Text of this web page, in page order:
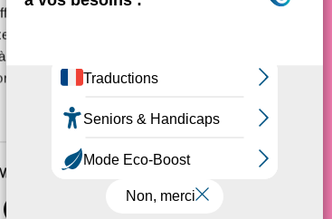
des
ainsi que de
de
la
mètres près